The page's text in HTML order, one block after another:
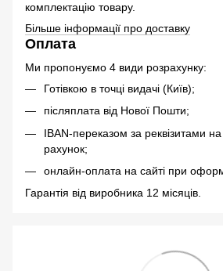
комплектацію товару.
Більше інформації про доставку
Оплата
Ми пропонуємо 4 види розрахунку:
Готівкою в точці видачі (Київ);
післяплата від Нової Пошти;
IBAN-переказом за реквізитами на
рахунок;
онлайн-оплата на сайті при
Гарантія від виробника 12 місяців.